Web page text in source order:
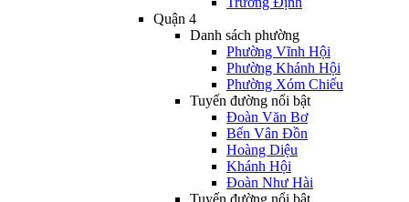
Quận 4
Danh sách phường
Phường Vĩnh Hội
Phường Khánh Hội
Phường Xóm Chiếu
Tuyến đường nổi bật
Đoàn Văn Bơ
Bến Vân Đồn
Hoàng Diệu
Khánh Hội
Đoàn Như Hài
Tuyến đường nổi bật